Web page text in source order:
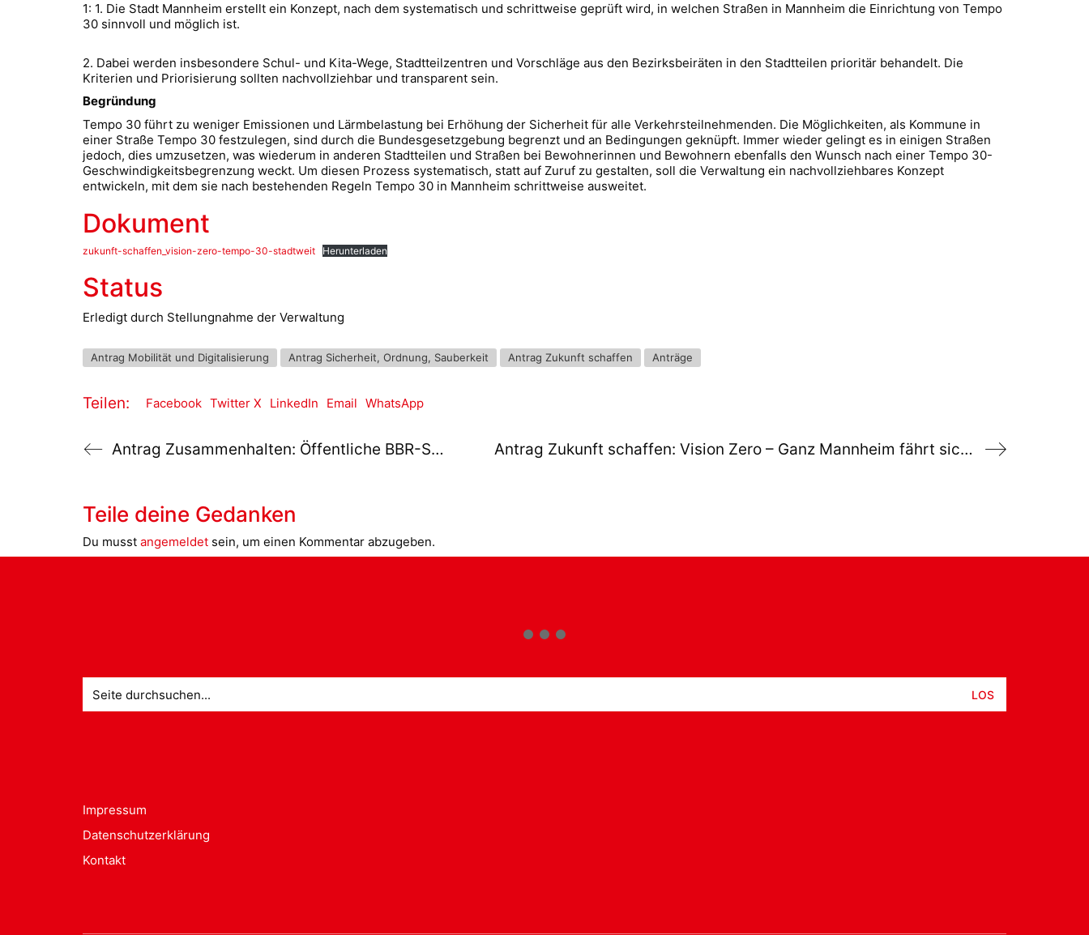
1: 1. Die Stadt Mannheim erstellt ein Konzept, nach dem systematisch und schrittweise geprüft wird, in welchen Straßen in Mannheim die Einrichtung von Tempo
30 sinnvoll und möglich ist.
2. Dabei werden insbesondere Schul- und Kita-Wege, Stadtteilzentren und Vorschläge aus den Bezirksbeiräten in den Stadtteilen prioritär behandelt. Die
Kriterien und Priorisierung sollten nachvollziehbar und transparent sein.
Begründung
Tempo 30 führt zu weniger Emissionen und Lärmbelastung bei Erhöhung der Sicherheit für alle Verkehrsteilnehmenden. Die Möglichkeiten, als Kommune in
einer Straße Tempo 30 festzulegen, sind durch die Bundesgesetzgebung begrenzt und an Bedingungen geknüpft. Immer wieder gelingt es in einigen Straßen
jedoch, dies umzusetzen, was wiederum in anderen Stadtteilen und Straßen bei Bewohnerinnen und Bewohnern ebenfalls den Wunsch nach einer Tempo 30-
Geschwindigkeitsbegrenzung weckt. Um diesen Prozess systematisch, statt auf Zuruf zu gestalten, soll die Verwaltung ein nachvollziehbares Konzept
entwickeln, mit dem sie nach bestehenden Regeln Tempo 30 in Mannheim schrittweise ausweitet.
Dokument
zukunft-schaffen_vision-zero-tempo-30-stadtweit Herunterladen
Status
Erledigt durch Stellungnahme der Verwaltung
Antrag Mobilität und Digitalisierung Antrag Sicherheit, Ordnung, Sauberkeit Antrag Zukunft schaffen Anträge
Teilen: Facebook Twitter X LinkedIn Email WhatsApp
Antrag Zusammenhalten: Öffentliche BBR-Sitzungen Antrag Zukunft schaffen: Vision Zero – Ganz Mannheim fährt sicher Fahrrad
Teile deine Gedanken
Du musst angemeldet sein, um einen Kommentar abzugeben.
nach:
Impressum
Datenschutzerklärung
Kontakt